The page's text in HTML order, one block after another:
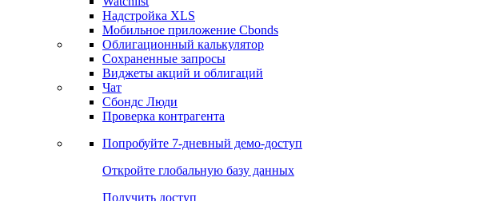
Получить доступ
Инструментарий
Портфель
Watchlist
Надстройка XLS
Мобильное приложение Cbonds
Облигационный калькулятор
Сохраненные запросы
Виджеты акций и облигаций
Чат
Сбондс Люди
Проверка контрагента
Попробуйте7-дневный